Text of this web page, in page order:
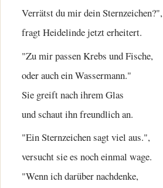
Verrätst du mir dein Sternzeichen?",
fragt Heidelinde jetzt erheitert.
"Zu mir passen Krebs und Fische,
oder auch ein Wassermann."
Sie greift nach ihrem Glas
und schaut ihn freundlich an.
"Ein Sternzeichen sagt viel aus.",
versucht sie es noch einmal wage.
"Wenn ich darüber nachdenke,